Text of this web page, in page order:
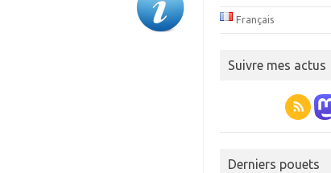
Français
Suivre mes actus
Derniers pouets